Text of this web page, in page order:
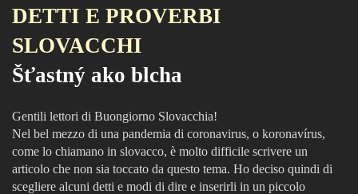
DETTI E PROVERBI
SLOVACCHI
Šťastný ako blcha
Gentili lettori di Buongiorno Slovacchia!
Nel bel mezzo di una pandemia di coronavirus, o koronavírus,
come lo chiamano in slovacco, è molto difficile scrivere un
articolo che non sia toccato da questo tema. Ho deciso quindi di
scegliere alcuni detti e modi di dire e inserirli in un piccolo